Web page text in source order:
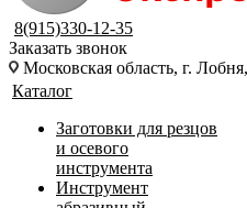
8(915)330-12-35
Заказать звонок
Московская область, г.
Каталог
Заготовки для резцов
и осевого
инструмента
Инструмент